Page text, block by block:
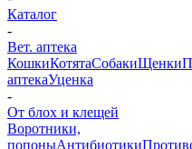
Каталог
-
Вет. аптека
КошкиКотятаСобакиЩенки
аптекаУценка
-
От блох и клещей
Воротники,
попоныАнтибиотики